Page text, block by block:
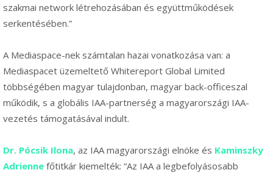
szakmai network létrehozásában és együttműködések
serkentésében.”
A Mediaspace-nek számtalan hazai vonatkozása van: a
Mediaspacet üzemeltető Whitereport Global Limited
többségében magyar tulajdonban, magyar back-officeszal
működik, s a globális IAA-partnerség a magyarországi IAA-
vezetés támogatásával indult.
Dr. Pócsik Ilona, az IAA magyarországi elnöke és Kaminszky
Adrienne főtitkár kiemelték: “Az IAA a legbefolyásosabb